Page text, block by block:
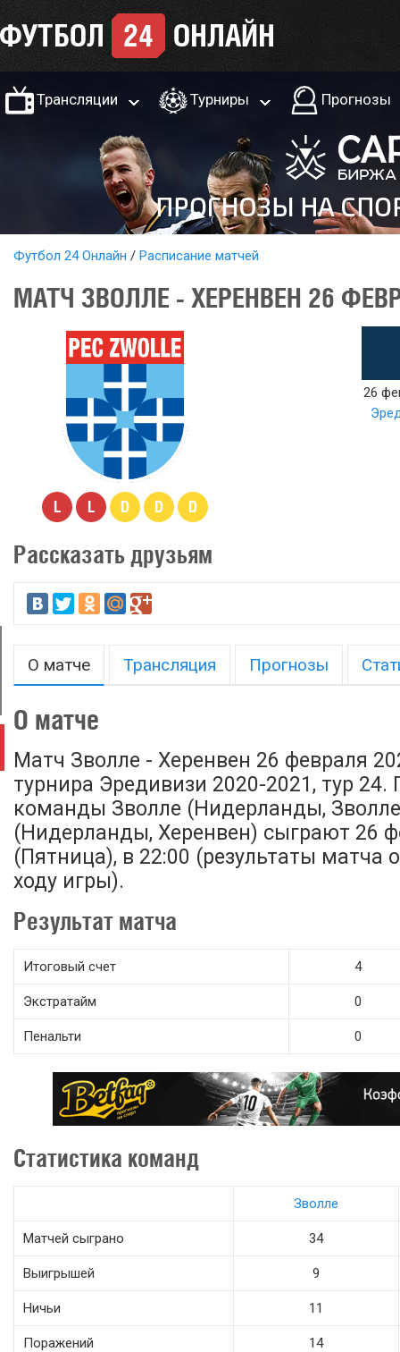
Трансляции Турниры Прогнозы
Футбол 24 Онлайн Расписание матчей
МАТЧ ЗВОЛЛЕ - ХЕРЕНВЕН 26
L L D D D
26
Рассказать друзьям
О матче Трансляция Прогнозы
О матче
Матч Зволле - Херенвен 26 февраля
турнира Эредивизи 2020-2021, тур
команды Зволле (Нидерланды,
(Нидерланды, Херенвен) сыграют 26
(Пятница), в 22:00 (результаты матча
ходу игры).
Результат матча
Итоговый счет 4
Экстратайм 0
Пенальти 0
Статистика команд
Зволле
Матчей сыграно 34
Выигрышей 9
Ничьи 11
Поражений 14